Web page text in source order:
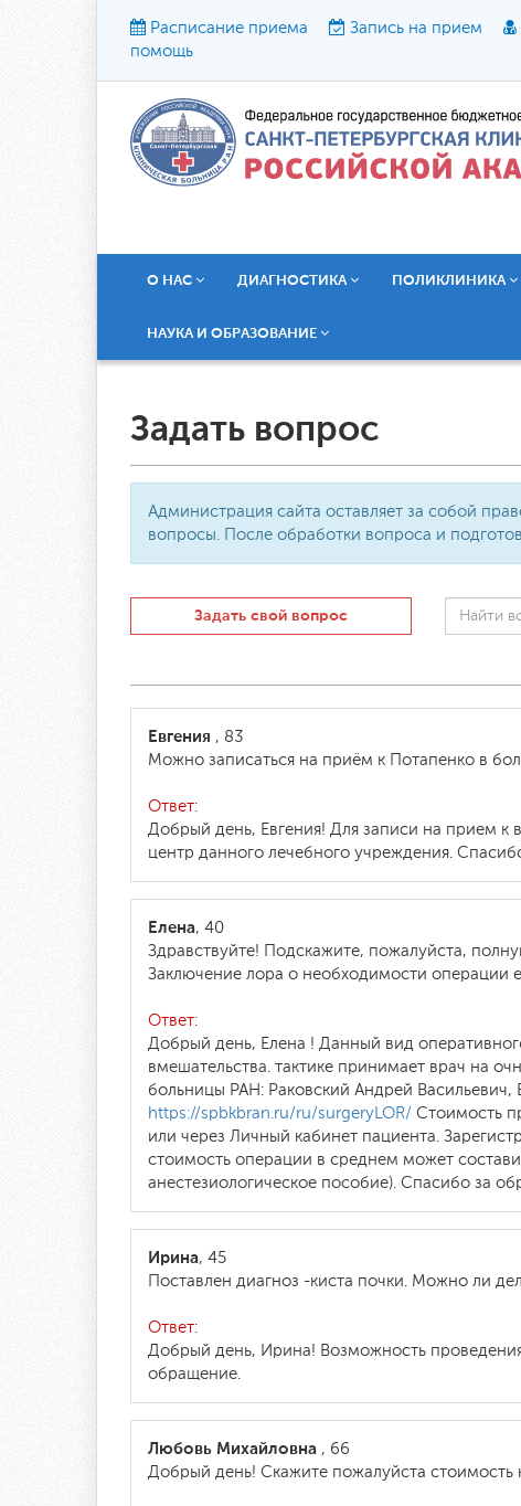
Расписание приема Запись на прием
помощь
О НАС ДИАГНОСТИКА ПОЛИКЛИНИКА
НАУКА И ОБРАЗОВАНИЕ
Задать вопрос
Администрация сайта оставляет за собой
вопросы. После обработки вопроса и
Задать свой вопрос
Евгения , 83
Можно записаться на приём к Потапенко в
Ответ:
Добрый день, Евгения! Для записи на прием к
центр данного лечебного учреждения.
Елена, 40
Здравствуйте! Подскажите, пожалуйста,
Заключение лора о необходимости операции
Ответ:
Добрый день, Елена ! Данный вид
вмешательства. тактике принимает врач на
больницы РАН: Раковский Андрей
https://spbkbran.ru/ru/surgeryLOR/ Стоимость
или через Личный кабинет пациента.
стоимость операции в среднем может
анестезиологическое пособие). Спасибо за
Ирина, 45
Поставлен диагноз -киста почки. Можно ли
Ответ:
Добрый день, Ирина! Возможность
обращение.
Любовь Михайловна , 66
Добрый день! Скажите пожалуйста стоимость